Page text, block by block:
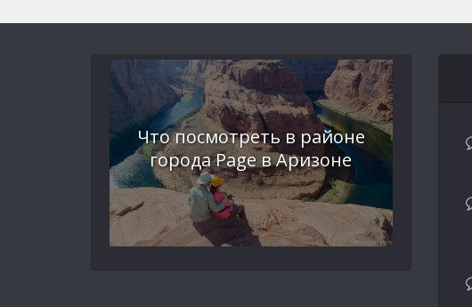
Что посмотреть в районе
города Page в Аризоне